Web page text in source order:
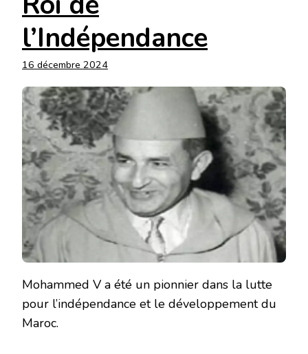
l’Indépendance
16 décembre 2024
Mohammed V a été un pionnier dans la lutte
pour l’indépendance et le développement du
Maroc.